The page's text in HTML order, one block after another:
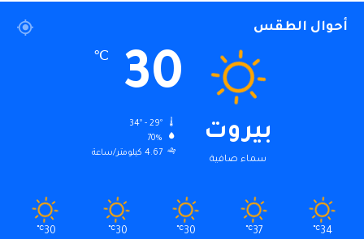
أحوال الطقس
بيروت
سماء صافية
30
℃
70%
4.67 كيلومتر/ساعة
34
℃
37
℃
30
℃
30
℃
30
℃